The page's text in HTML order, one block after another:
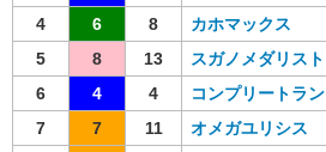
4
6 8 カホマックス
5
8 13 スガノメダリスト
6
4 4 コンプリートラン
7
7 11 オメガユリシス